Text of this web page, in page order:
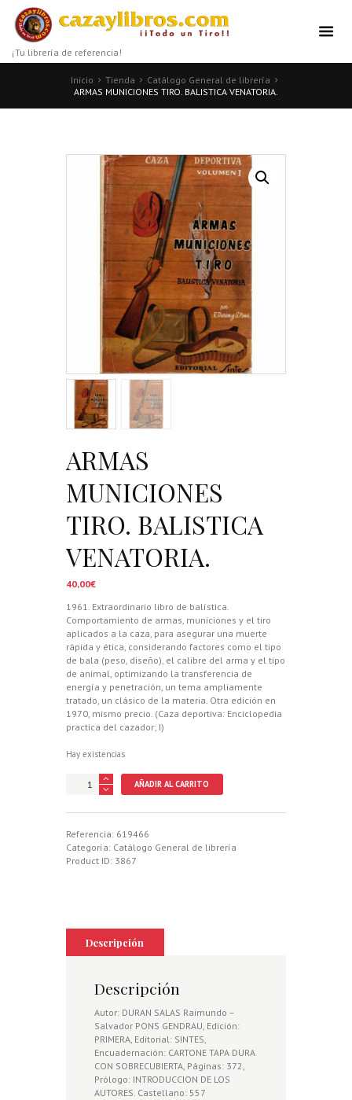
¡Tu librería de referencia!
Inicio Tienda
Catálogo General de librería
ARMAS MUNICIONES TIRO. BALISTICA VENATORIA.
ARMAS
MUNICIONES
TIRO. BALISTICA
VENATORIA.
40,00€
1961. Extraordinario libro de balística.
Comportamiento de armas, municiones y el tiro
aplicados a la caza, para asegurar una muerte
rápida y ética, considerando factores como el tipo
de bala (peso, diseño), el calibre del arma y el tipo
de animal, optimizando la transferencia de
energía y penetración, un tema ampliamente
tratado, un clásico de la materia. Otra edición en
1970, mismo precio. (Caza deportiva: Enciclopedia
practica del cazador; I)
Hay existencias
ARMAS
MUNICIONES
VENATORIA.
cantidad
AÑADIR AL CARRITO
Referencia: 619466
Categoría: Catálogo General de librería
Product ID: 3867
Descripción
Descripción
Autor: DURAN SALAS Raimundo –
Salvador PONS GENDRAU, Edición:
PRIMERA, Editorial: SINTES,
Encuadernación: CARTONE TAPA DURA
CON SOBRECUBIERTA, Páginas: 372,
Prólogo: INTRODUCCION DE LOS
AUTORES. Castellano: 557